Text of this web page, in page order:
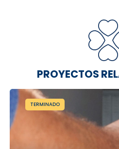
PROYECTOS
TERMINADO